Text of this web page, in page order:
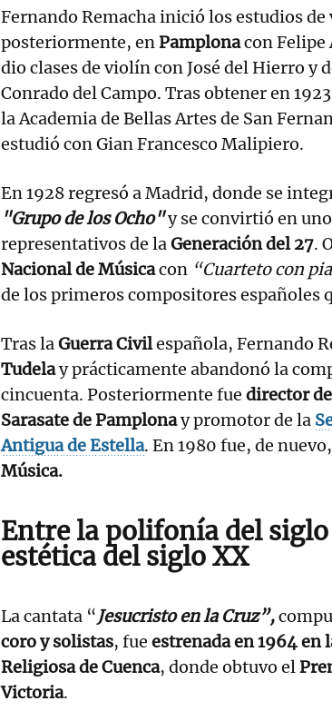
Fernando Remacha inició los estudios
posteriormente, enPamplonacon Felipe
dio clases de violín con José del Hierro y
Conrado del Campo. Tras obtener en
la Academia de Bellas Artes de San
estudió con Gian Francesco Malipiero.
En 1928 regresó a Madrid, donde se
"Grupo de los Ocho"y se convirtió en
representativos de laGeneración del 27.
Nacional de Músicacon “Cuarteto con
de los primeros compositores españoles
Tras laGuerra Civilespañola, Fernando
Tudelay prácticamente abandonó la
cincuenta. Posteriormente fue director
Sarasate de Pamplonay promotor de la
Antigua de Estella. En 1980 fue, de nuevo,
Música.
Entre la polifonía del
estética del siglo XX
La cantata “Jesucristo en la Cruz”,
coro y solistas, fue estrenada en 1964 en
Religiosa de Cuenca, donde obtuvo el
Victoria.